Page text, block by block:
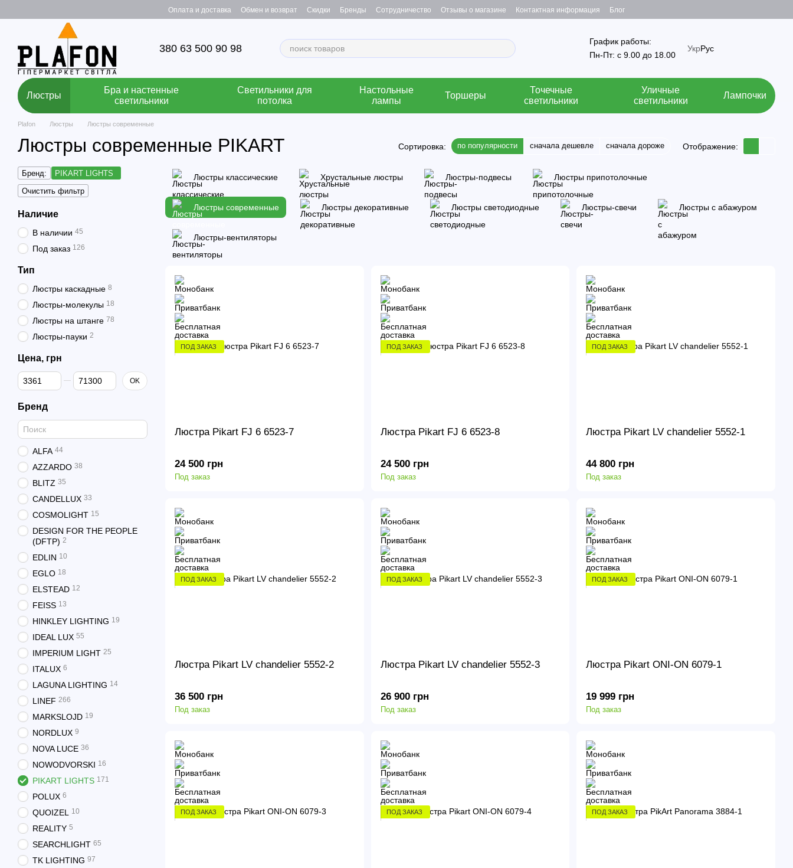
Оплата и доставка Обмен и возврат Скидки Бренды Сотрудничество Отзывы о магазине Контактная информация Блог
380 63 500 90 98
График работы:
Пн-Пт: с 9.00 до 18.00
УкрРус
Люстры
Бра и настенные
светильники
Светильники для
потолка
Настольные
лампы
Торшеры
Точечные
светильники
Уличные
светильники
Лампочки
Plafon Люстры Люстры современные
Люстры современные PIKART Сортировка: по популярности сначала дешевле сначала дороже Отображение:
Люстры классические Хрустальные люстры Люстры-подвесы Люстры припотолочные
Люстры современные Люстры декоративные Люстры светодиодные Люстры-свечи Люстры с абажуром
Люстры-вентиляторы
ПОД ЗАКАЗ
Люстра Pikart FJ 6 6523-7
24 500 грн
Под заказ
ПОД ЗАКАЗ
Люстра Pikart FJ 6 6523-8
24 500 грн
Под заказ
ПОД ЗАКАЗ
Люстра Pikart LV chandelier 5552-1
44 800 грн
Под заказ
ПОД ЗАКАЗ
Люстра Pikart LV chandelier 5552-2
36 500 грн
Под заказ
ПОД ЗАКАЗ
Люстра Pikart LV chandelier 5552-3
26 900 грн
Под заказ
ПОД ЗАКАЗ
Люстра Pikart ONI-ON 6079-1
19 999 грн
Под заказ
ПОД ЗАКАЗ ПОД ЗАКАЗ ПОД ЗАКАЗ
Бренд:
PIKART LIGHTS
Очистить фильтр
Наличие
В наличии 45
Под заказ 126
Тип
Люстры каскадные 8
Люстры-молекулы 18
Люстры на штанге 78
Люстры-пауки 2
Цена, грн
От Цена, грн
До Цена, грн OK
Бренд
ALFA 44
AZZARDO 38
BLITZ 35
CANDELLUX 33
COSMOLIGHT 15
DESIGN FOR THE PEOPLE
(DFTP) 2
EDLIN 10
EGLO 18
ELSTEAD 12
FEISS 13
HINKLEY LIGHTING 19
IDEAL LUX 55
IMPERIUM LIGHT 25
ITALUX 6
LAGUNA LIGHTING 14
LINEF 266
MARKSLOJD 19
NORDLUX 9
NOVA LUCE 36
NOWODVORSKI 16
PIKART LIGHTS 171
POLUX 6
QUOIZEL 10
REALITY 5
SEARCHLIGHT 65
TK LIGHTING 97